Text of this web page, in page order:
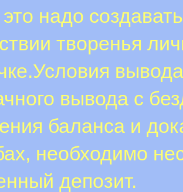
надо
творенья
вывода с
баланса и
необходимо
депозит.